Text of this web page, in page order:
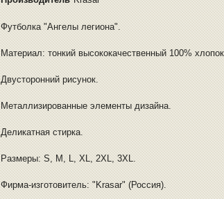
Футболка "Ангелы легиона".
Материал: тонкий высококачественный 100%
Двусторонний рисунок.
Металлизированные элементы дизайна.
Деликатная стирка.
Размеры: S, M, L, XL, 2XL, 3XL.
Фирма-изготовитель: "Krasar" (Россия).